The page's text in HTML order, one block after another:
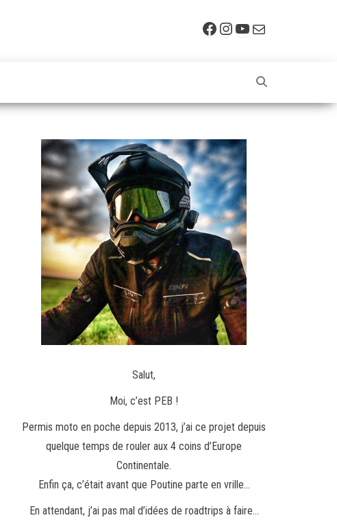
Facebook
Instagram
YouTube
E-mail
Salut,
Moi, c’est PEB !
Permis moto en poche depuis 2013, j’ai ce projet depuis
quelque temps de rouler aux 4 coins d’Europe
Continentale.
Enfin ça, c’était avant que Poutine parte en vrille…
En attendant, j’ai pas mal d’idées de roadtrips à faire…